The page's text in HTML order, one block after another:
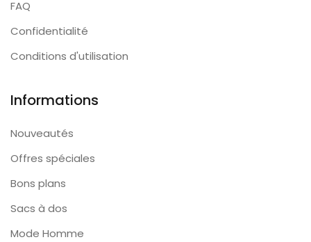
FAQ
Confidentialité
Conditions d'utilisation
Informations
Nouveautés
Offres spéciales
Bons plans
Sacs à dos
Mode Homme